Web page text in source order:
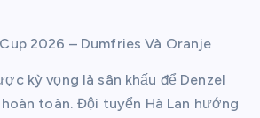
2026 – Dumfries Và Oranje
kỳ vọng là sân khấu để Denzel
toàn. Đội tuyển Hà Lan hướng